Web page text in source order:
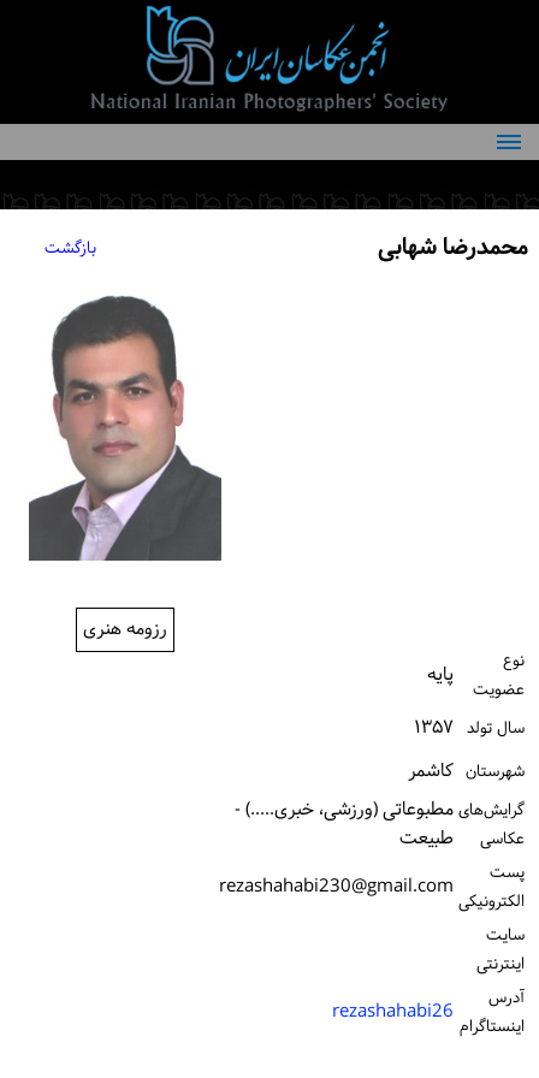
درباره انجمن
کمیته‌های انجمن
محمدرضا شهابی بازگشت
رزومه هنری
نوع
عضویت
پایه
سال تولد ۱۳۵۷
شهرستان كاشمر
گرایش‌های
عکاسی
مطبوعاتی (ورزشی، خبری.....) -
طبیعت
پست
الكترونیكی rezashahabi230@gmail.com
سایت
اینترنتی
آدرس
اینستاگرام rezashahabi26